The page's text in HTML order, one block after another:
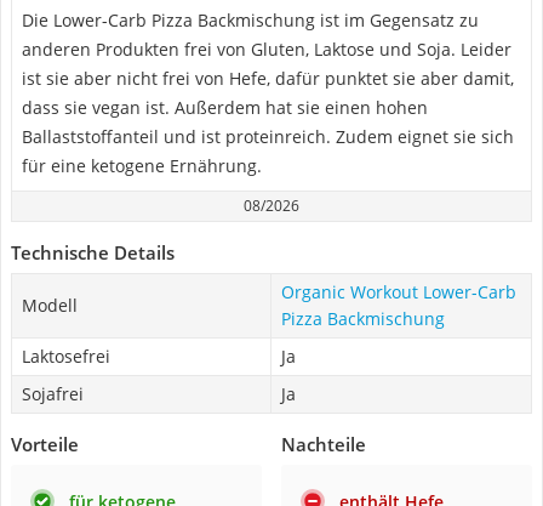
Die Lower-Carb Pizza Backmischung ist im Gegensatz zu
anderen Produkten frei von Gluten, Laktose und Soja. Leider
ist sie aber nicht frei von Hefe, dafür punktet sie aber damit,
dass sie vegan ist. Außerdem hat sie einen hohen
Ballaststoffanteil und ist proteinreich. Zudem eignet sie sich
für eine ketogene Ernährung.
08/2026
Technische Details
Modell
Organic Workout Lower-Carb
Pizza Backmischung
Laktosefrei
Ja
Sojafrei
Ja
Vorteile Nachteile